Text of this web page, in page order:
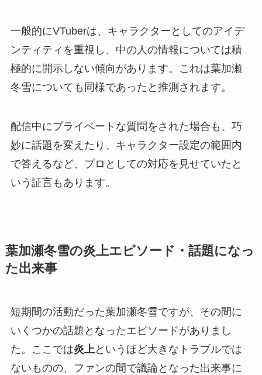
一般的にVTuberは、キャラクターとしてのアイデ
ンティティを重視し、中の人の情報については積
極的に開示しない傾向があります。これは葉加瀬
冬雪についても同様であったと推測されます。
配信中にプライベートな質問をされた場合も、巧
妙に話題を変えたり、キャラクター設定の範囲内
で答えるなど、プロとしての対応を見せていたと
いう証言もあります。
葉加瀬冬雪の炎上エピソード・話題になっ
た出来事
短期間の活動だった葉加瀬冬雪ですが、その間に
いくつかの話題となったエピソードがありまし
た。ここでは炎上というほど大きなトラブルでは
ないものの、ファンの間で議論となった出来事に